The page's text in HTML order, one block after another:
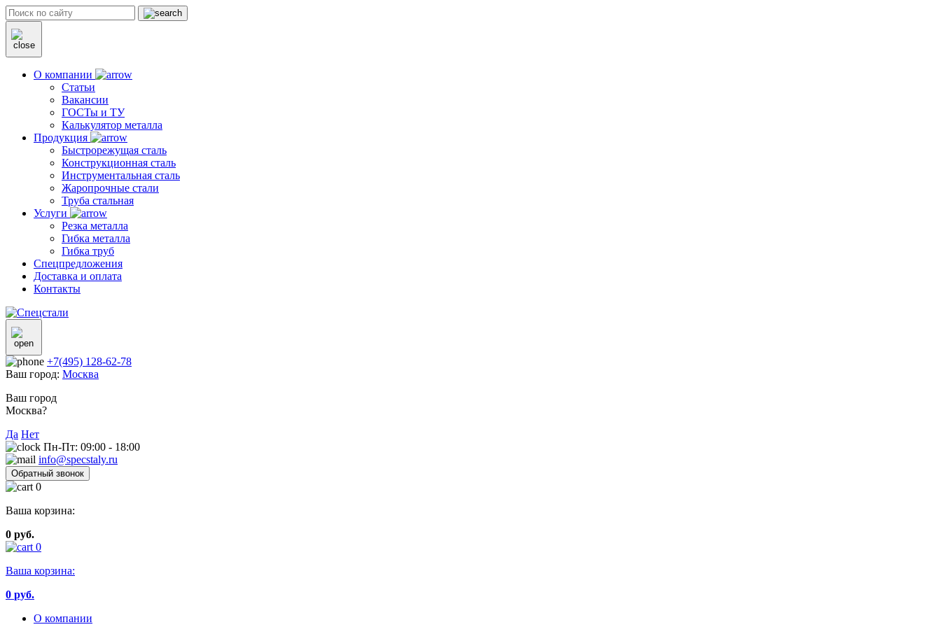
О компании
Статьи
Вакансии
ГОСТы и ТУ
Калькулятор металла
Продукция
Быстрорежущая сталь
Конструкционная сталь
Инструментальная сталь
Жаропрочные стали
Труба стальная
Услуги
Резка металла
Гибка металла
Гибка труб
Спецпредложения
Доставка и оплата
Контакты
+7(495) 128-62-78
Ваш город: Москва
Ваш город
Москва?
Да Нет
Пн-Пт: 09:00 - 18:00
info@specstaly.ru
Обратный звонок
0
Ваша корзина:
0 руб.
0
Ваша корзина:
0 руб.
О компании